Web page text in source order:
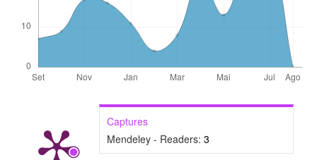
Captures
Mendeley - Readers: 3